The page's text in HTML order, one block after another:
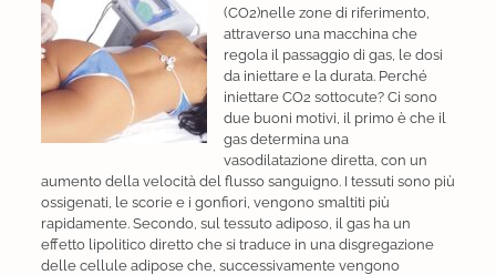
(CO2)nelle zone di riferimento,
attraverso una macchina che
regola il passaggio di gas, le dosi
da iniettare e la durata. Perché
iniettare CO2 sottocute? Ci sono
due buoni motivi, il primo è che il
gas determina una
vasodilatazione diretta, con un
aumento della velocità del flusso sanguigno. I tessuti sono più
ossigenati, le scorie e i gonfiori, vengono smaltiti più
rapidamente. Secondo, sul tessuto adiposo, il gas ha un
effetto lipolitico diretto che si traduce in una disgregazione
delle cellule adipose che, successivamente vengono